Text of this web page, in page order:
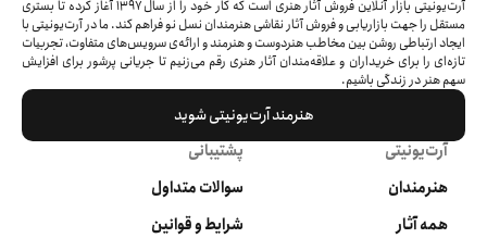
آرت‌یونیتی بازار آنلاین فروش آثار هنری است که کار خود را از سال ۱۳۹۷ آغاز کرده‌ تا بستری
مستقل را جهت بازاریابی و فروش آثار نقاشی هنرمندان نسل نو فراهم کند. ما در آرت‌یونیتی با
ایجاد ارتباطی روشن بین مخاطب هنردوست و هنرمند و ارائه‌ی سرویس‌های متفاوت، تجربیات
تازه‌ای را برای خریداران و علاقه‌مندان آثار هنری رقم می‌زنیم تا جریانی پرشور برای افزایش
سهم هنر در زندگی باشیم.
هنرمند آرت‌یونیتی شوید
آرت‌یونیتی
هنرمندان
همه آثار
پشتیبانی
سوالات متداول
شرایط و قوانین